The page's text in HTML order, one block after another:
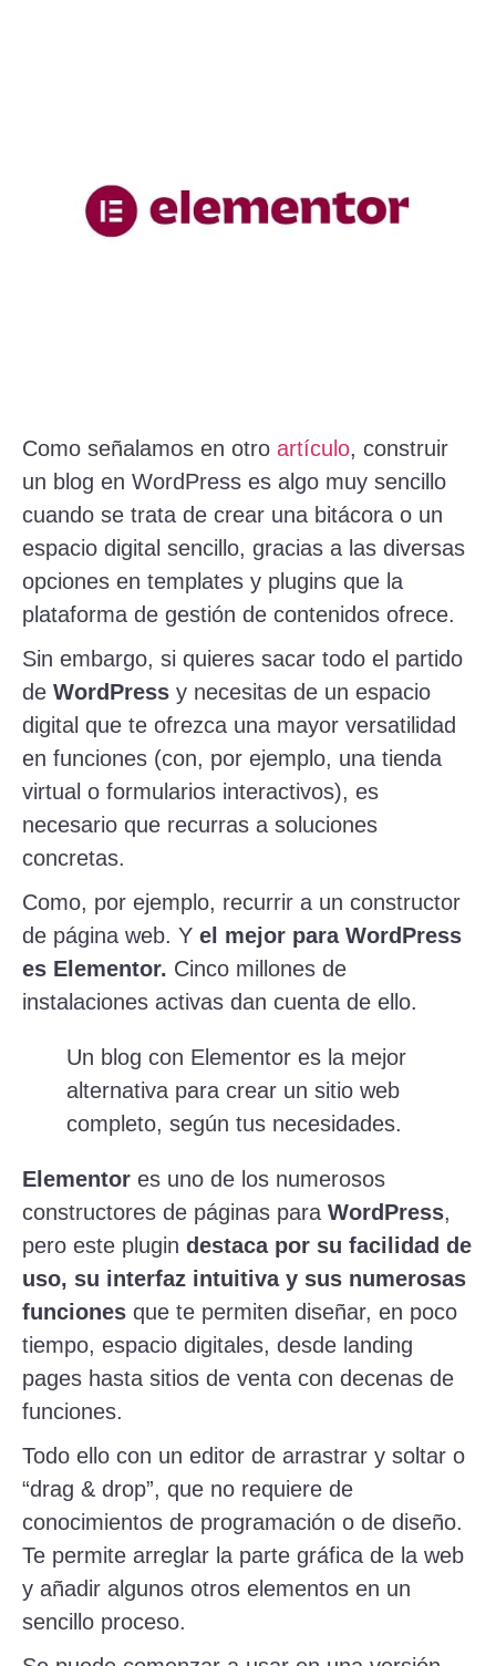
Como señalamos en otro artículo, construir
un blog en WordPress es algo muy sencillo
cuando se trata de crear una bitácora o un
espacio digital sencillo, gracias a las diversas
opciones en templates y plugins que la
plataforma de gestión de contenidos ofrece.
Sin embargo, si quieres sacar todo el partido
de WordPress y necesitas de un espacio
digital que te ofrezca una mayor versatilidad
en funciones (con, por ejemplo, una tienda
virtual o formularios interactivos), es
necesario que recurras a soluciones
concretas.
Como, por ejemplo, recurrir a un constructor
de página web. Y el mejor para WordPress
es Elementor. Cinco millones de
instalaciones activas dan cuenta de ello.
Un blog con Elementor es la mejor
alternativa para crear un sitio web
completo, según tus necesidades.
Elementor es uno de los numerosos
constructores de páginas para WordPress,
pero este plugin destaca por su facilidad de
uso, su interfaz intuitiva y sus numerosas
funciones que te permiten diseñar, en poco
tiempo, espacio digitales, desde landing
pages hasta sitios de venta con decenas de
funciones.
Todo ello con un editor de arrastrar y soltar o
“drag & drop”, que no requiere de
conocimientos de programación o de diseño.
Te permite arreglar la parte gráfica de la web
y añadir algunos otros elementos en un
sencillo proceso.